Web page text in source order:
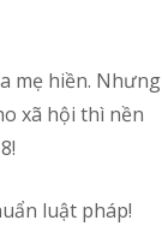
mẹ hiền. Nhưng
xã hội thì nền
luật pháp!